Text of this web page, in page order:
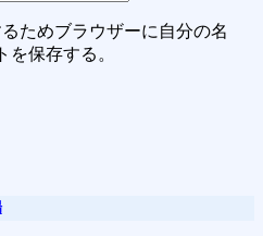
ためブラウザーに自分の名
保存する。